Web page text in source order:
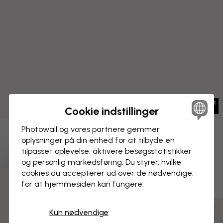
Dinosaurverden - Sepia
BILLEDE PÅ LÆRRED
Tilpas og bestil
Cookie indstillinger
Photowall og vores partnere gemmer
oplysninger på din enhed for at tilbyde en
tilpasset oplevelse, aktivere besøgs­statistikker
og personlig markedsføring. Du styrer, hvilke
cookies du accepterer ud over de nødvendige,
for at hjemmesiden kan fungere.
Kun nødvendige